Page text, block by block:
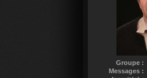
Groupe :
Messages :